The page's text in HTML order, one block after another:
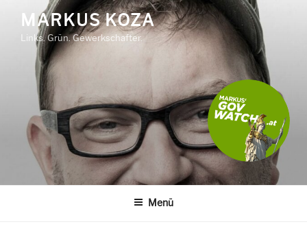
Inhalt
springen
MARKUS KOZA
Links. Grün. Gewerkschafter.
Menü